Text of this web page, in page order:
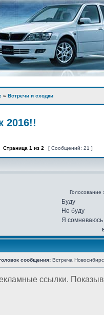
» Встречи и сходки
2016!!
Страница 1 из 2 [ Сообщений: 21 ]
Голосование
Буду
Не буду
Я сомневаюсь
сообщения: Встреча
ссылки.